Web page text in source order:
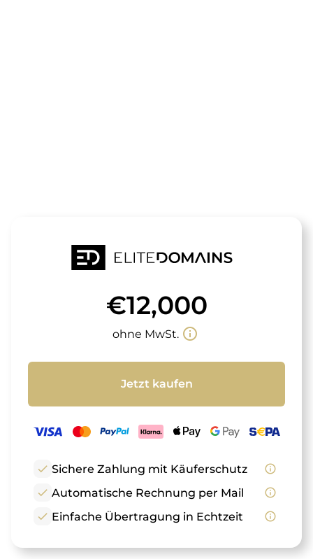
€12,000
ohne MwSt. info_outline
Jetzt kaufen
check Sichere Zahlung mit Käuferschutz
info_outline
check Automatische Rechnung per Mail
info_outline
check Einfache Übertragung in Echtzeit info_outline